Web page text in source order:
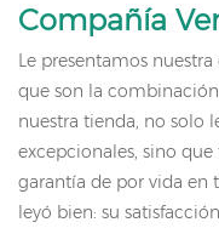
Compañía
Le presentamos
que son la
nuestra tienda, no solo
excepcionales, sino
garantía de por vida en
leyó bien: su